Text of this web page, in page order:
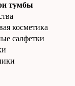
тумбы
косметика
салфетки